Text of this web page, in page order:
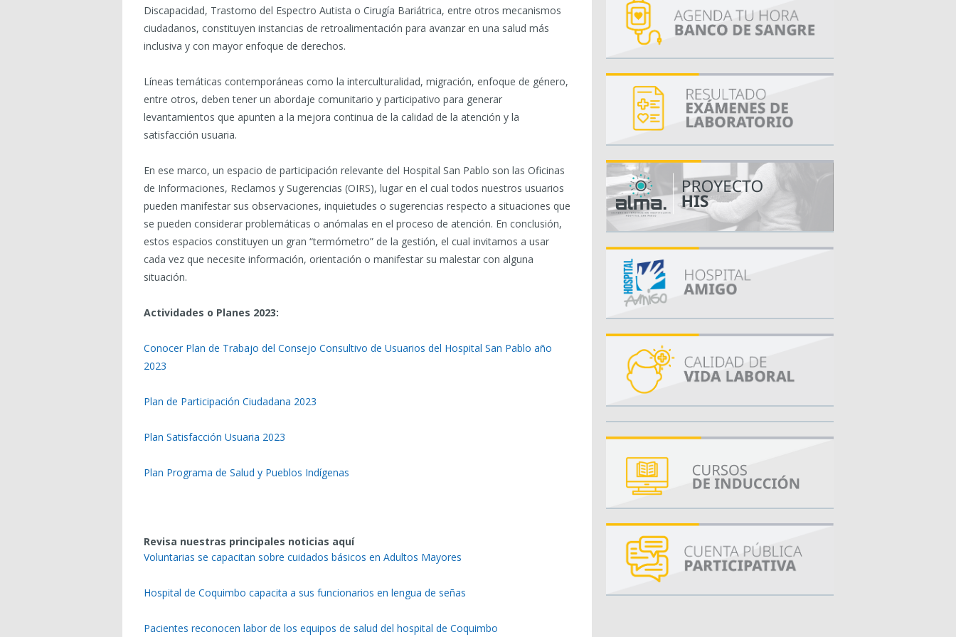
Discapacidad, Trastorno del Espectro Autista o Cirugía Bariátrica, entre otros mecanismos
ciudadanos, constituyen instancias de retroalimentación para avanzar en una salud más
inclusiva y con mayor enfoque de derechos.
Líneas temáticas contemporáneas como la interculturalidad, migración, enfoque de género,
entre otros, deben tener un abordaje comunitario y participativo para generar
levantamientos que apunten a la mejora continua de la calidad de la atención y la
satisfacción usuaria.
En ese marco, un espacio de participación relevante del Hospital San Pablo son las Oficinas
de Informaciones, Reclamos y Sugerencias (OIRS), lugar en el cual todos nuestros usuarios
pueden manifestar sus observaciones, inquietudes o sugerencias respecto a situaciones que
se pueden considerar problemáticas o anómalas en el proceso de atención. En conclusión,
estos espacios constituyen un gran “termómetro” de la gestión, el cual invitamos a usar
cada vez que necesite información, orientación o manifestar su malestar con alguna
situación.
Actividades o Planes 2023:
Conocer Plan de Trabajo del Consejo Consultivo de Usuarios del Hospital San Pablo año
2023
Plan de Participación Ciudadana 2023
Plan Satisfacción Usuaria 2023
Plan Programa de Salud y Pueblos Indígenas
Revisa nuestras principales noticias aquí
Voluntarias se capacitan sobre cuidados básicos en Adultos Mayores
Hospital de Coquimbo capacita a sus funcionarios en lengua de señas
Pacientes reconocen labor de los equipos de salud del hospital de Coquimbo